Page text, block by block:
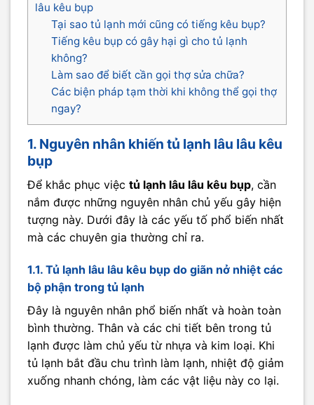
lâu kêu bụp
Tại sao tủ lạnh mới cũng có tiếng kêu bụp?
Tiếng kêu bụp có gây hại gì cho tủ lạnh
không?
Làm sao để biết cần gọi thợ sửa chữa?
Các biện pháp tạm thời khi không thể gọi thợ
ngay?
1. Nguyên nhân khiến tủ lạnh lâu lâu kêu
bụp
Để khắc phục việc tủ lạnh lâu lâu kêu bụp, cần
nắm được những nguyên nhân chủ yếu gây hiện
tượng này. Dưới đây là các yếu tố phổ biến nhất
mà các chuyên gia thường chỉ ra.
1.1. Tủ lạnh lâu lâu kêu bụp do giãn nở nhiệt các
bộ phận trong tủ lạnh
Đây là nguyên nhân phổ biến nhất và hoàn toàn
bình thường. Thân và các chi tiết bên trong tủ
lạnh được làm chủ yếu từ nhựa và kim loại. Khi
tủ lạnh bắt đầu chu trình làm lạnh, nhiệt độ giảm
xuống nhanh chóng, làm các vật liệu này co lại.